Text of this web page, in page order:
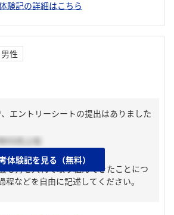
験記の詳細はこちら
男性
、エントリーシートの提出はありました
03月上旬
】
も力を入れて取り組んできたことにつ
程などを自由に記述してください。
体験記を見る（無料）